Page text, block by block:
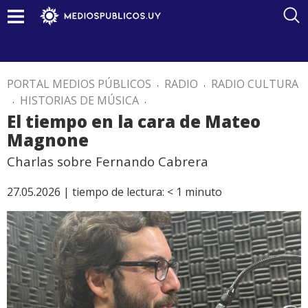
PORTAL MEDIOS PÚBLICOS . RADIO . RADIO CULTURA
. HISTORIAS DE MÚSICA .
El tiempo en la cara de Mateo
Magnone
Charlas sobre Fernando Cabrera
27.05.2026 | tiempo de lectura: < 1 minuto